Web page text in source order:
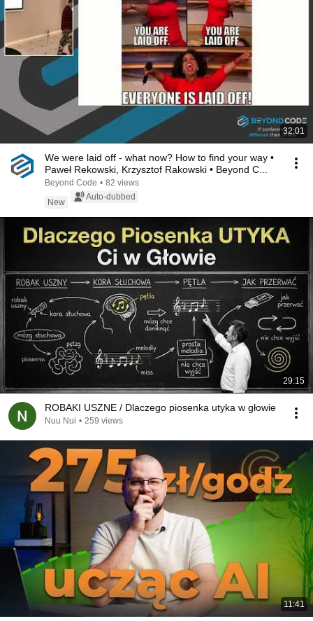
32:01
We were laid off - what now? How to find your way •
Paweł Rekowski, Krzysztof Rakowski • Beyond C...
Beyond Code • 82 views
New
Auto-dubbed
29:15
ROBAKI USZNE / Dlaczego piosenka utyka w głowie
Nuu Nui • 259 views
11:41